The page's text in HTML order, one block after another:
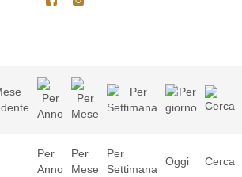
Per
Anno
Per
Mese
Per
Settimana
Oggi Cerca